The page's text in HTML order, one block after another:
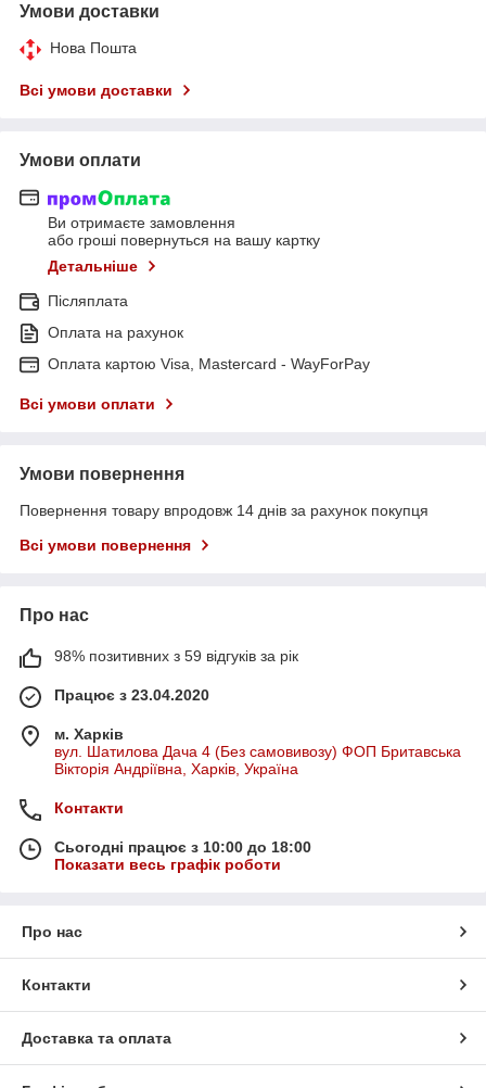
Умови доставки
Нова Пошта
Всі умови доставки
Умови оплати
Ви отримаєте замовлення
або гроші повернуться на вашу картку
Детальніше
Післяплата
Оплата на рахунок
Оплата картою Visa, Mastercard - WayForPay
Всі умови оплати
Умови повернення
Повернення товару впродовж 14 днів за рахунок покупця
Всі умови повернення
Про нас
98% позитивних з 59 відгуків за рік
Працює з 23.04.2020
м. Харків
вул. Шатилова Дача 4 (Без самовивозу) ФОП Бритавська
Вікторія Андріївна, Харків, Україна
Контакти
Сьогодні працює з 10:00 до 18:00
Показати весь графік роботи
Про нас
Контакти
Доставка та оплата